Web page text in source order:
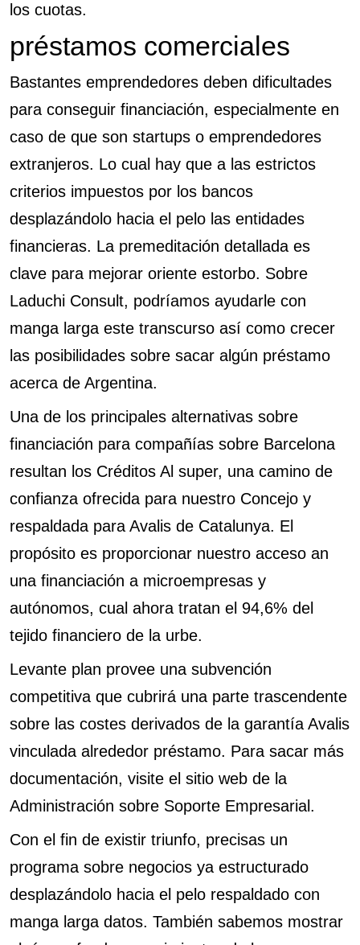
los cuotas.
préstamos comerciales
Bastantes emprendedores deben dificultades
para conseguir financiación, especialmente en
caso de que son startups o emprendedores
extranjeros. Lo cual hay que a las estrictos
criterios impuestos por los bancos
desplazándolo hacia el pelo las entidades
financieras. La premeditación detallada es
clave para mejorar oriente estorbo. Sobre
Laduchi Consult, podrí­amos ayudarle con
manga larga este transcurso así­ como crecer
las posibilidades sobre sacar algún préstamo
acerca de Argentina.
Una de los principales alternativas sobre
financiación para compañías sobre Barcelona
resultan los Créditos Al super, una camino de
confianza ofrecida para nuestro Concejo y
respaldada para Avalis de Catalunya. El
propósito es proporcionar nuestro acceso an
una financiación a microempresas y
autónomos, cual ahora tratan el 94,6% del
tejido financiero de la urbe.
Levante plan provee una subvención
competitiva que cubrirá una parte trascendente
sobre las costes derivados de la garantía Avalis
vinculada alrededor préstamo. Para sacar más
documentación, visite el sitio web de la
Administración sobre Soporte Empresarial.
Con el fin de existir triunfo, precisas un
programa sobre negocios ya estructurado
desplazándolo hacia el pelo respaldado con
manga larga datos. También sabemos mostrar